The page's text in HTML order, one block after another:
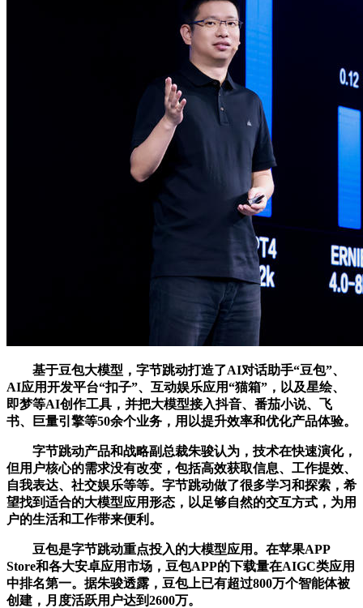
基于豆包大模型，字节跳动打造了AI对话助手“豆包”、
AI应用开发平台“扣子”、互动娱乐应用“猫箱”，以及星绘、
即梦等AI创作工具，并把大模型接入抖音、番茄小说、飞
书、巨量引擎等50余个业务，用以提升效率和优化产品体验。
字节跳动产品和战略副总裁朱骏认为，技术在快速演化，
但用户核心的需求没有改变，包括高效获取信息、工作提效、
自我表达、社交娱乐等等。字节跳动做了很多学习和探索，希
望找到适合的大模型应用形态，以足够自然的交互方式，为用
户的生活和工作带来便利。
豆包是字节跳动重点投入的大模型应用。在苹果APP
Store和各大安卓应用市场，豆包APP的下载量在AIGC类应用
中排名第一。据朱骏透露，豆包上已有超过800万个智能体被
创建，月度活跃用户达到2600万。